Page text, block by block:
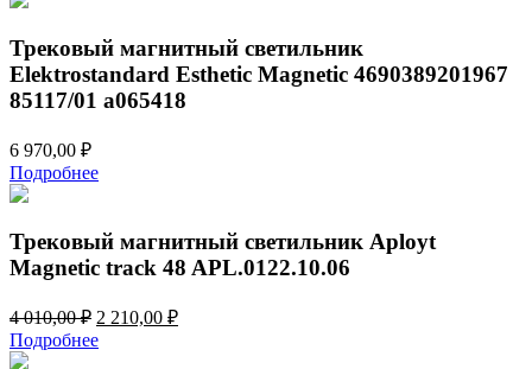
Трековый магнитный светильник
Elektrostandard Esthetic Magnetic 4690389201967
85117/01 a065418
6 970,00 ₽
Подробнее
Трековый магнитный светильник Aployt
Magnetic track 48 APL.0122.10.06
4 010,00₽ Первоначальная
цена
составляла
2 210,00 ₽Текущая
Подробнее